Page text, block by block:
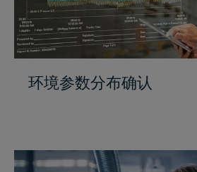
环境参数分布确认